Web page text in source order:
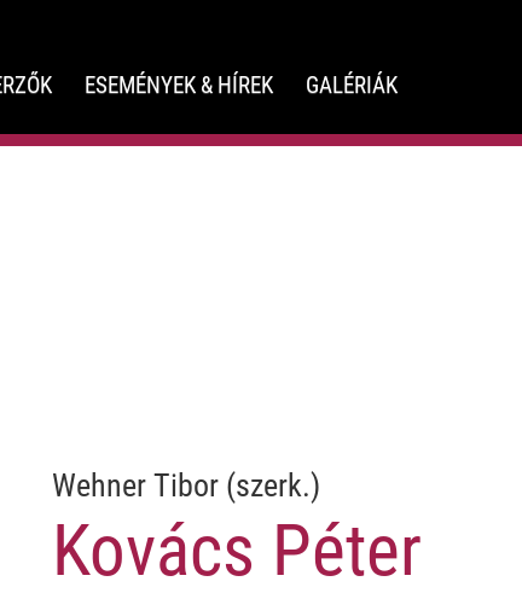
ESEMÉNYEK & HÍREK GALÉRIÁK
Wehner Tibor (szerk.)
Kovács Péter